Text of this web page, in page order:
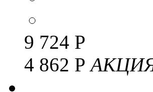
9 724 Р
4 862 Р